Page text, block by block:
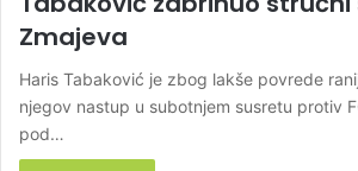
Zmajeva
Haris Tabaković je zbog lakše povrede
njegov nastup u subotnjem susretu protiv
pod…